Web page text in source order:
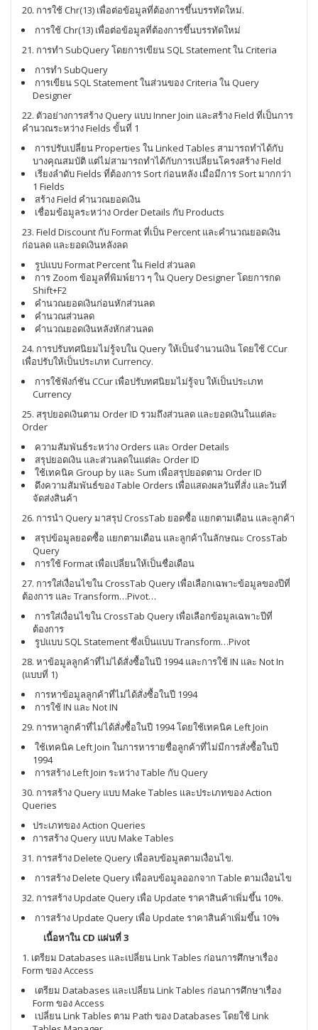
20. การใช้ Chr(13) เพื่อต่อข้อมูลที่ต้องการขึ้นบรรทัดใหม่.
การใช้ Chr(13) เพื่อต่อข้อมูลที่ต้องการขึ้นบรรทัดใหม่
21. การทำ SubQuery โดยการเขียน SQL Statement ใน Criteria
การทำ SubQuery
การเขียน SQL Statement ในส่วนของ Criteria ใน Query
Designer
22. ตัวอย่างการสร้าง Query แบบ Inner Join และสร้าง Field ที่เป็นการ
คำนวณระหว่าง Fields ขั้นที่ 1
การปรับเปลี่ยน Properties ใน Linked Tables สามารถทำได้กับ
บางคุณสมบัติ แต่ไม่สามารถทำได้กับการเปลี่ยนโครงสร้าง Field
เรียงลำดับ Fields ที่ต้องการ Sort ก่อนหลัง เมื่อมีการ Sort มากกว่า
1 Fields
สร้าง Field คำนวณยอดเงิน
เชื่อมข้อมูลระหว่าง Order Details กับ Products
23. Field Discount กับ Format ที่เป็น Percent และคำนวณยอดเงิน
ก่อนลด และยอดเงินหลังลด
รูปแบบ Format Percent ใน Field ส่วนลด
การ Zoom ข้อมูลที่พิมพ์ยาว ๆ ใน Query Designer โดยการกด
Shift+F2
คำนวณยอดเงินก่อนหักส่วนลด
คำนวณส่วนลด
คำนวณยอดเงินหลังหักส่วนลด
24. การปรับทศนิยมไม่รู้จบใน Query ให้เป็นจำนวนเงิน โดยใช้ CCur
เพื่อปรับให้เป็นประเภท Currency.
การใช้ฟังก์ชัน CCur เพื่อปรับทศนิยมไม่รู้จบ ให้เป็นประเภท
Currency
25. สรุปยอดเงินตาม Order ID รวมถึงส่วนลด และยอดเงินในแต่ละ
Order
ความสัมพันธ์ระหว่าง Orders และ Order Details
สรุปยอดเงิน และส่วนลดในแต่ละ Order ID
ใช้เทคนิค Group by และ Sum เพื่อสรุปยอดตาม Order ID
ดึงความสัมพันธ์ของ Table Orders เพื่อแสดงผลวันที่สั่ง และวันที่
จัดส่งสินค้า
26. การนำ Query มาสรุป CrossTab ยอดซื้อ แยกตามเดือน และลูกค้า
สรุปข้อมูลยอดซื้อ แยกตามเดือน และลูกค้าในลักษณะ CrossTab
Query
การใช้ Format เพื่อเปลี่ยนให้เป็นชื่อเดือน
27. การใส่เงื่อนไขใน CrossTab Query เพื่อเลือกเฉพาะข้อมูลของปีที่
ต้องการ และ Transform…Pivot…
การใส่เงื่อนไขใน CrossTab Query เพื่อเลือกข้อมูลเฉพาะปีที่
ต้องการ
รูปแบบ SQL Statement ซึ่งเป็นแบบ Transform…Pivot
28. หาข้อมูลลูกค้าที่ไม่ได้สั่งซื้อในปี 1994 และการใช้ IN และ Not In
(แบบที่ 1)
การหาข้อมูลลูกค้าที่ไม่ได้สั่งซื้อในปี 1994
การใช้ IN และ Not IN
29. การหาลูกค้าที่ไม่ได้สั่งซื้อในปี 1994 โดยใช้เทคนิค Left Join
ใช้เทคนิค Left Join ในการหารายชื่อลูกค้าที่ไม่มีการสั่งซื้อในปี
1994
การสร้าง Left Join ระหว่าง Table กับ Query
30. การสร้าง Query แบบ Make Tables และประเภทของ Action
Queries
ประเภทของ Action Queries
การสร้าง Query แบบ Make Tables
31. การสร้าง Delete Query เพื่อลบข้อมูลตามเงื่อนไข.
การสร้าง Delete Query เพื่อลบข้อมูลออกจาก Table ตามเงื่อนไข
32. การสร้าง Update Query เพื่อ Update ราคาสินค้าเพิ่มขึ้น 10%.
การสร้าง Update Query เพื่อ Update ราคาสินค้าเพิ่มขึ้น 10%
เนื้อหาใน CD แผ่นที่ 3
1. เตรียม Databases และเปลี่ยน Link Tables ก่อนการศึกษาเรื่อง
Form ของ Access
เตรียม Databases และเปลี่ยน Link Tables ก่อนการศึกษาเรื่อง
Form ของ Access
เปลี่ยน Link Tables ตาม Path ของ Databases โดยใช้ Link